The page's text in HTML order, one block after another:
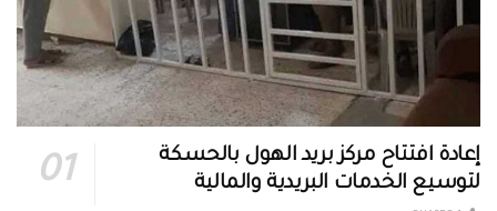
إعادة افتتاح مركز بريد الهول بالحسكة
لتوسيع الخدمات البريدية والمالية